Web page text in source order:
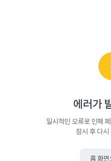
에러가
일시적인 오류로 인해
잠시 후 다시
홈 화